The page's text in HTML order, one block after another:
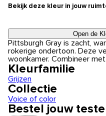
Bekijk deze kleur in jouw
Open de
Pittsburgh Gray is zacht,
rokerige ondertoon. Deze
woonkamer. Combineer
Kleurfamilie
Grijzen
Collectie
Voice of color
Bestel jouw